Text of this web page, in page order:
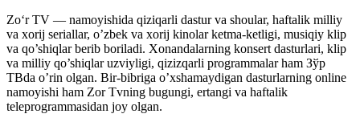
Zo‘r TV — namoyishida qiziqarli dastur va shoular, haftalik milliy
va xorij seriallar, o’zbek va xorij kinolar ketma-ketligi, musiqiy klip
va qo’shiqlar berib boriladi. Xonandalarning konsert dasturlari, klip
va milliy qo’shiqlar uzviyligi, qizizqarli programmalar ham Зўр
ТВda o’rin olgan. Bir-bibriga o’xshamaydigan dasturlarning online
namoyishi ham Zor Tvning bugungi, ertangi va haftalik
teleprogrammasidan joy olgan.